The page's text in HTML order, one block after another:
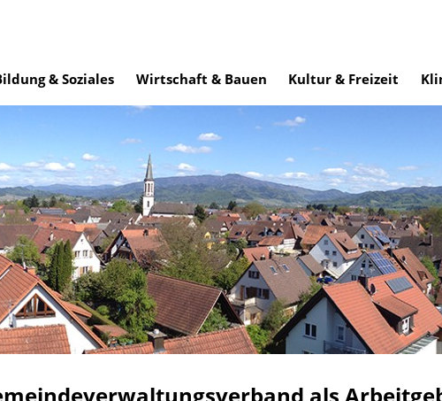
& Soziales Wirtschaft & Bauen Kultur & Freizeit